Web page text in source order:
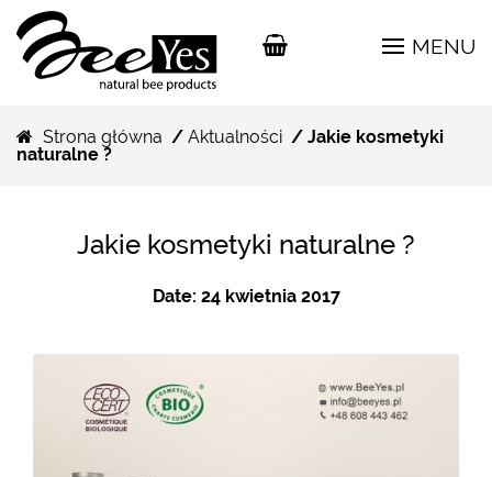
MENU
Strona główna / Aktualności/ Jakie kosmetyki
naturalne ?
Jakie kosmetyki naturalne ?
Date: 24 kwietnia 2017